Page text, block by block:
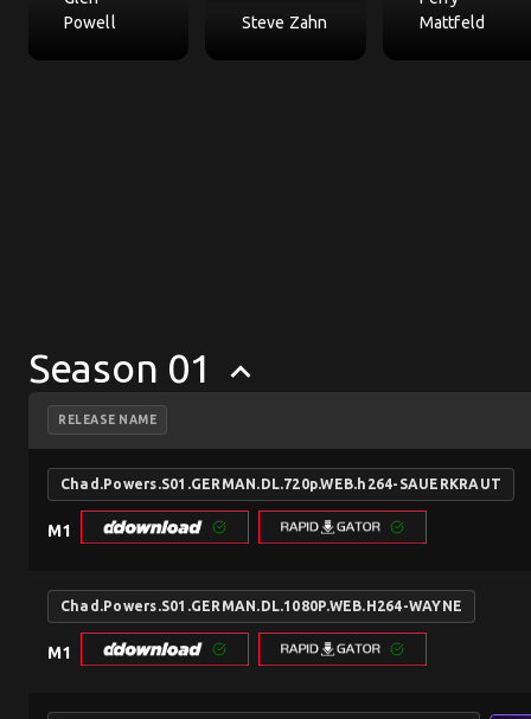
Powell
Steve Zahn
Mattfeld
Season 01 keyboard_arrow_up
RELEASE NAME
Chad.Powers.S01.GERMAN.DL.720p.WEB.h264-SAUERKRAUT
M1
Chad.Powers.S01.GERMAN.DL.1080P.WEB.H264-WAYNE
M1